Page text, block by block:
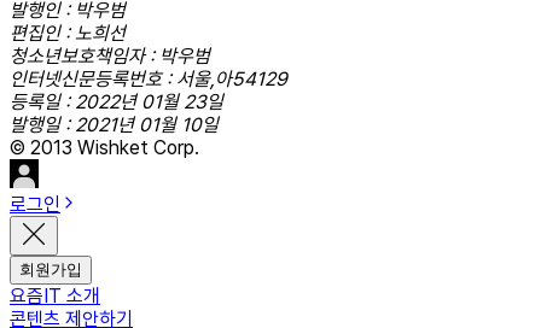
발행인 : 박우범
편집인 : 노희선
청소년보호책임자 : 박우범
인터넷신문등록번호 : 서울,아54129
등록일 : 2022년 01월 23일
발행일 : 2021년 01월 10일
© 2013 Wishket Corp.
로그인
회원가입
요즘IT 소개
콘텐츠 제안하기